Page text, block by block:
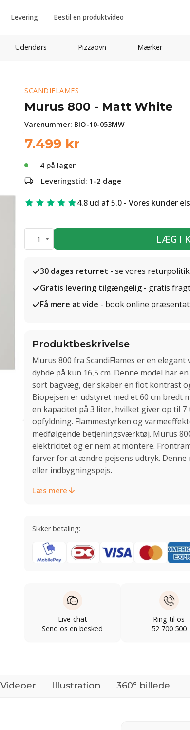
Levering Bestil en produktvideo
Udendørs Pizzaovn Mærker
SCANDIFLAMES
Murus 800 - Matt White
Varenummer: BIO-10-053MW
7.499 kr
4 på lager
Leveringstid: 1-2 dage
4.8 ud af 5.0 - Vores kunder
1 LÆG I
30 dages returret - se vores returpolitik
Gratis levering tilgængelig - gratis
Få mere at vide - book online
Produktbeskrivelse
Murus 800 fra ScandiFlames er en
dybde på kun 16,5 cm. Denne model har
sort bagvæg, der skaber en flot kontrast
Biopejsen er udstyret med et 60 cm bredt
en kapacitet på 3 liter, hvilket giver op til
opfyldning. Flammestyrken og
medfølgende betjeningsværktøj. Murus
elektricitet og er nem at montere.
farver for at ændre pejsens udtryk.
eller indbygningspejs.
Læs mere
Sikker betaling:
Live-chat
Send os en besked
Ring til os
52 700 500
Videoer Illustration 360° billede